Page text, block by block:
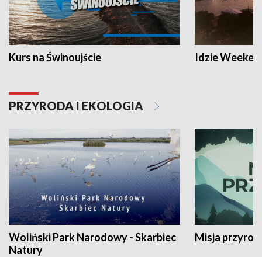
Kurs na Świnoujście Idzie
PRZYRODA I EKOLOGIA
Woliński Park Narodowy - Skarbiec
Natury
Misja